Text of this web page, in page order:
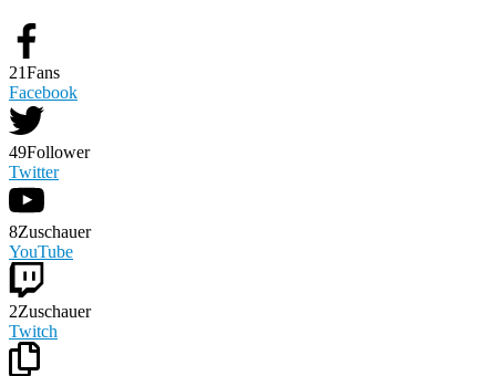
21Fans
Facebook
49Follower
Twitter
8Zuschauer
YouTube
2Zuschauer
Twitch